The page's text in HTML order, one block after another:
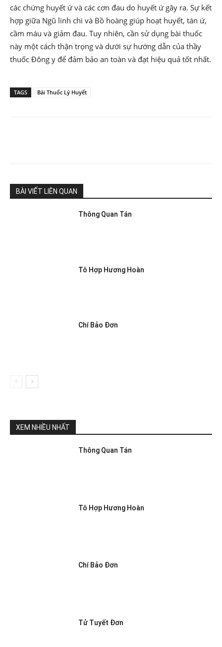
các chứng huyết ứ và các cơn đau do huyết ứ gây ra. Sự kết
hợp giữa Ngũ linh chi và Bồ hoàng giúp hoạt huyết, tán ứ,
cầm máu và giảm đau. Tuy nhiên, cần sử dụng bài thuốc
này một cách thận trọng và dưới sự hướng dẫn của thầy
thuốc Đông y để đảm bảo an toàn và đạt hiệu quả tốt nhất.
TAGS Bài Thuốc Lý Huyết
BÀI VIẾT LIÊN QUAN
Thông Quan Tán
Tô Hợp Hương Hoàn
Chí Bảo Đơn
XEM NHIỀU NHẤT
Thông Quan Tán
Tô Hợp Hương Hoàn
Chí Bảo Đơn
Tử Tuyết Đơn